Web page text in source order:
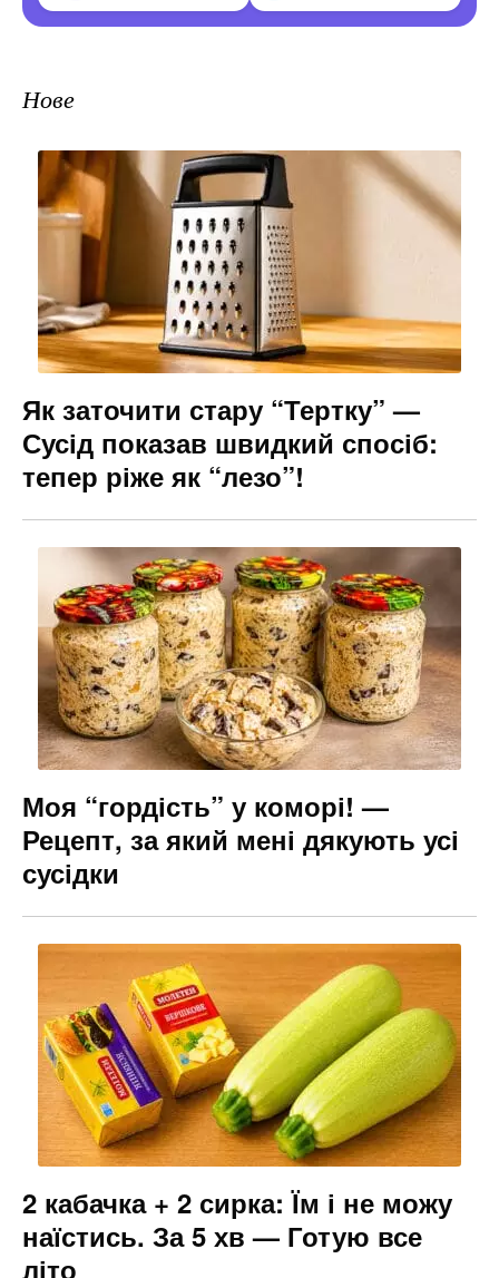
Нове
Як заточити стару “Тертку” —
Сусід показав швидкий спосіб:
тепер ріже як “лезо”!
Моя “гордість” у коморі! —
Рецепт, за який мені дякують усі
сусідки
2 кабачка + 2 сирка: Їм і не можу
наїстись. За 5 хв — Готую все
літо